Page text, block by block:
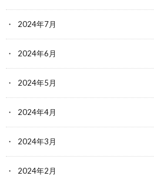
2024年7月
2024年6月
2024年5月
2024年4月
2024年3月
2024年2月